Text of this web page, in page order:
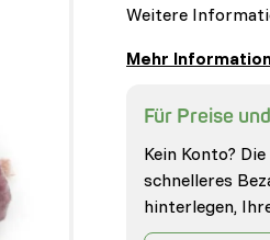
Weitere
Mehr
Für Preise
Kein Konto?
schnelleres
hinterlegen,